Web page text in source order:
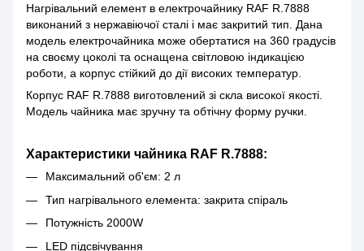
Нагрівальний елемент в електрочайнику RAF R.7888
виконаний з нержавіючої сталі і має закритий тип. Дана
модель електрочайника може обертатися на 360 градусів
на своєму цоколі та оснащена світловою індикацією
роботи, а корпус стійкий до дії високих температур.
Корпус RAF R.7888 виготовлений зі скла високої якості.
Модель чайника має зручну та обтічну форму ручки.
Характеристики чайника RAF R.7888:
Максимальний об'єм: 2 л
Тип нагрівального елемента: закрита спіраль
Потужність 2000W
LED підсвічування